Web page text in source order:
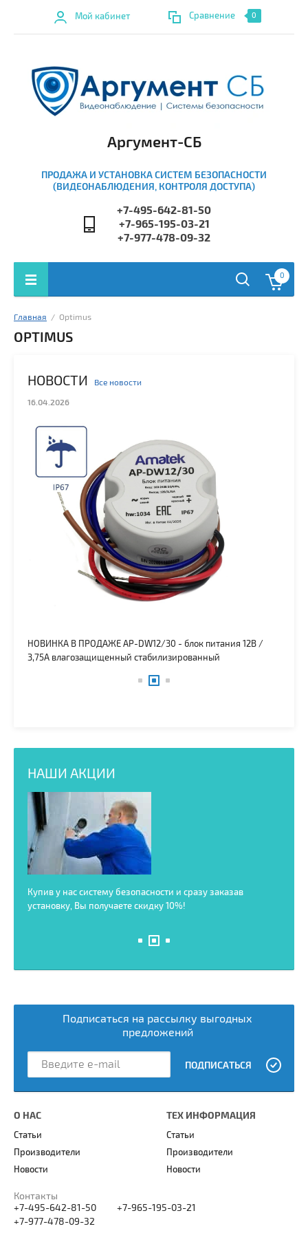
Мой кабинет Сравнение 0
Аргумент-СБ
ПРОДАЖА И УСТАНОВКА СИСТЕМ БЕЗОПАСНОСТИ
(ВИДЕОНАБЛЮДЕНИЯ, КОНТРОЛЯ ДОСТУПА)
+7-495-642-81-50
+7-965-195-03-21
+7-977-478-09-32
0
НОВОСТИ Все новости
16.04.2026
НОВИНКА В ПРОДАЖЕ AP-DW12/30 - блок питания 12В /
3,75А влагозащищенный стабилизированный
НАШИ АКЦИИ
Купив у нас систему безопасности и сразу заказав
установку, Вы получаете скидку 10%!
Главная
  /  Optimus
OPTIMUS
Подписаться на рассылку выгодных
предложений
ПОДПИСАТЬСЯ
О НАС
Статьи
Производители
Новости
ТЕХ ИНФОРМАЦИЯ
Статьи
Производители
Новости
Контакты
+7-495-642-81-50
+7-965-195-03-21
+7-977-478-09-32